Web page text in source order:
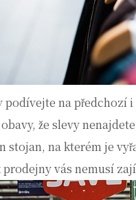
podívejte na předchozí
že slevy
stojan, na kterém je
vás nemusí